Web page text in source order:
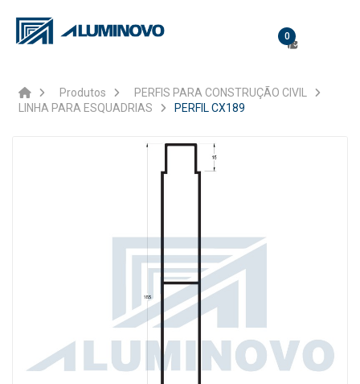
0
Produtos
PERFIS PARA CONSTRUÇÃO CIVIL
LINHA PARA ESQUADRIAS
PERFIL CX189